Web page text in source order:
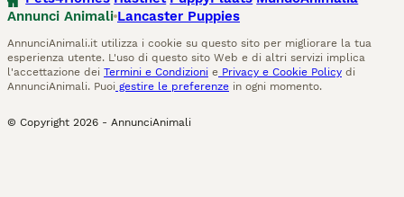
Annunci Animali Lancaster Puppies
AnnunciAnimali.it utilizza i cookie su questo sito per migliorare la tua
esperienza utente. L'uso di questo sito Web e di altri servizi implica
l'accettazione dei Termini e Condizioni e Privacy e Cookie Policy di
AnnunciAnimali. Puoi gestire le preferenze in ogni momento.
© Copyright 2026 - AnnunciAnimali